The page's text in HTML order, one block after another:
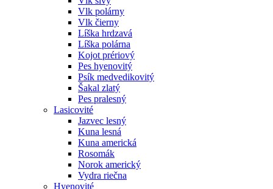
Vlk polárny
Vlk čierny
Líška hrdzavá
Líška polárna
Kojot prériový
Pes hyenovitý
Psík medvedikovitý
Šakal zlatý
Pes pralesný
Lasicovité
Jazvec lesný
Kuna lesná
Kuna americká
Rosomák
Norok americký
Vydra riečna
Hyenovité